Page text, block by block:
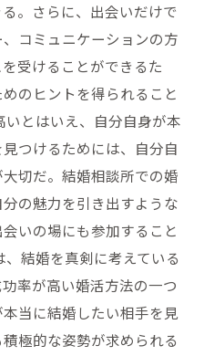
。さらに、出会いだけで
コミュニケーションの方
受けることができるた
のヒントを得られること
とはいえ、自分自身が本
つけるためには、自分自
切だ。結婚相談所での婚
の魅力を引き出すような
いの場にも参加すること
結婚を真剣に考えている
率が高い婚活方法の一つ
当に結婚したい相手を見
極的な姿勢が求められる